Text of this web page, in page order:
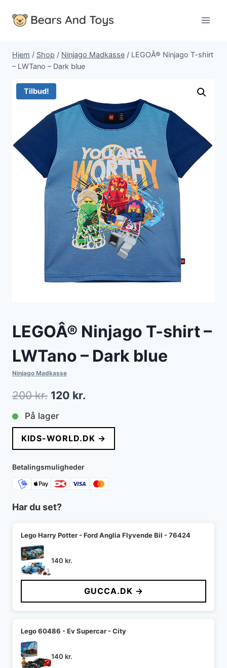
Hjem / Shop / Ninjago Madkasse / LEGOÂ® Ninjago T-shirt
– LWTano – Dark blue
Tilbud!
LEGOÂ® Ninjago T-shirt –
LWTano – Dark blue
Ninjago Madkasse
200kr. Den
oprindelige
pris
var:
200 kr..
120 kr.
pris
er:
På lager
KIDS-WORLD.DK →
Betalingsmuligheder
Har du set?
Lego Harry Potter - Ford Anglia Flyvende Bil - 76424
140 kr.
GUCCA.DK →
Lego 60486 - Ev Supercar - City
140 kr.